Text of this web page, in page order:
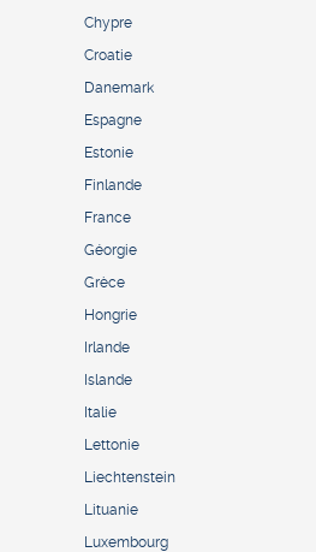
Chypre
Croatie
Danemark
Espagne
Estonie
Finlande
France
Géorgie
Grèce
Hongrie
Irlande
Islande
Italie
Lettonie
Liechtenstein
Lituanie
Luxembourg